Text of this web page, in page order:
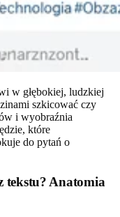
w głębokiej, ludzkiej
szkicować czy
i wyobraźnia
które
do pytań o
tekstu? Anatomia